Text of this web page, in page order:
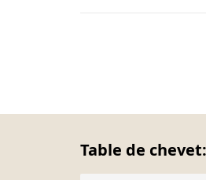
Table de